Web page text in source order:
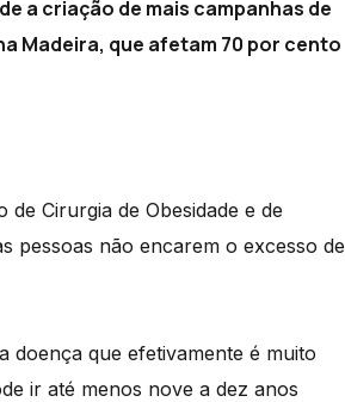
a criação de mais campanhas de
Madeira, que afetam 70 por cento
Cirurgia de Obesidade e de
pessoas não encarem o excesso de
doença que efetivamente é muito
ir até menos nove a dez anos